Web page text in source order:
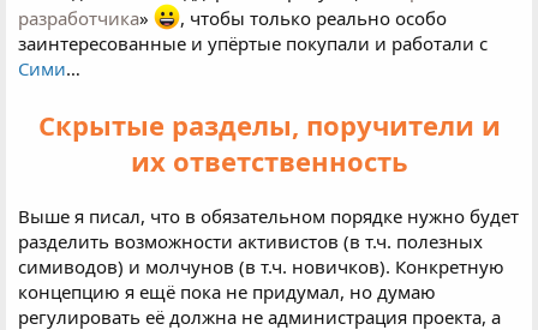
разработчика»
, чтобы только реально особо
заинтересованные и упёртые покупали и работали с
Сими…
Скрытые разделы, поручители и
их ответственность
Выше я писал, что в обязательном порядке нужно будет
разделить возможности активистов (в т.ч. полезных
симиводов) и молчунов (в т.ч. новичков). Конкретную
концепцию я ещё пока не придумал, но думаю
регулировать её должна не администрация проекта, а